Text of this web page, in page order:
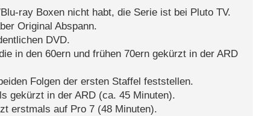
ray Boxen nicht habt, die Serie ist bei Pluto TV.
Original Abspann.
DVD.
in den 60ern und frühen 70ern gekürzt in der ARD
Folgen der ersten Staffel feststellen.
gekürzt in der ARD (ca. 45 Minuten).
erstmals auf Pro 7 (48 Minuten).